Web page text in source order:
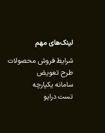
لینک‌های مهم
شرایط فروش محصولات
طرح تعویض
سامانه یکپارچه
تست درایو